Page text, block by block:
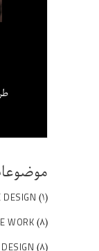
DESIGN (۱)
WORK (۸)
(۸)